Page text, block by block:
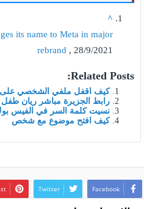
^
its name to Meta in major
rebrand , 28/9/2021
Related Posts:
كيف اقفل ملفي الشخصي
رابط الجزيرة مباشر ريان طفل
نسيت كلمة السر في الفيس
كيف افتح موضوع مع شخص
Facebook
Twitter